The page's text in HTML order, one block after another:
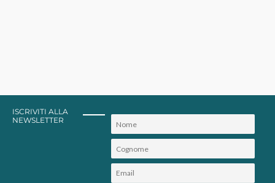
ISCRIVITI ALLA
NEWSLETTER